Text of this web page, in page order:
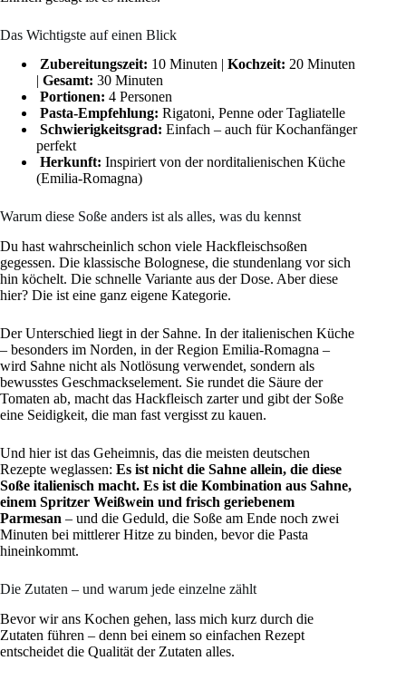
Das Wichtigste auf einen Blick
Zubereitungszeit: 10 Minuten | Kochzeit: 20 Minuten
| Gesamt: 30 Minuten
Portionen: 4 Personen
Pasta-Empfehlung: Rigatoni, Penne oder Tagliatelle
Schwierigkeitsgrad: Einfach – auch für Kochanfänger
perfekt
Herkunft: Inspiriert von der norditalienischen Küche
(Emilia-Romagna)
Warum diese Soße anders ist als alles, was du kennst
Du hast wahrscheinlich schon viele Hackfleischsoßen
gegessen. Die klassische Bolognese, die stundenlang vor sich
hin köchelt. Die schnelle Variante aus der Dose. Aber diese
hier? Die ist eine ganz eigene Kategorie.
Der Unterschied liegt in der Sahne. In der italienischen Küche
– besonders im Norden, in der Region Emilia-Romagna –
wird Sahne nicht als Notlösung verwendet, sondern als
bewusstes Geschmackselement. Sie rundet die Säure der
Tomaten ab, macht das Hackfleisch zarter und gibt der Soße
eine Seidigkeit, die man fast vergisst zu kauen.
Und hier ist das Geheimnis, das die meisten deutschen
Rezepte weglassen: Es ist nicht die Sahne allein, die diese
Soße italienisch macht. Es ist die Kombination aus Sahne,
einem Spritzer Weißwein und frisch geriebenem
Parmesan – und die Geduld, die Soße am Ende noch zwei
Minuten bei mittlerer Hitze zu binden, bevor die Pasta
hineinkommt.
Die Zutaten – und warum jede einzelne zählt
Bevor wir ans Kochen gehen, lass mich kurz durch die
Zutaten führen – denn bei einem so einfachen Rezept
entscheidet die Qualität der Zutaten alles.